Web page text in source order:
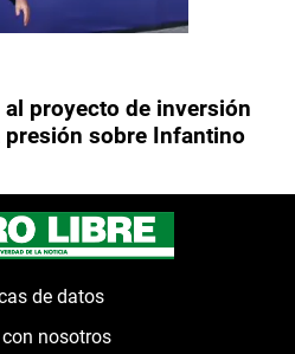
proyecto de inversión
presión sobre Infantino
de datos
con nosotros